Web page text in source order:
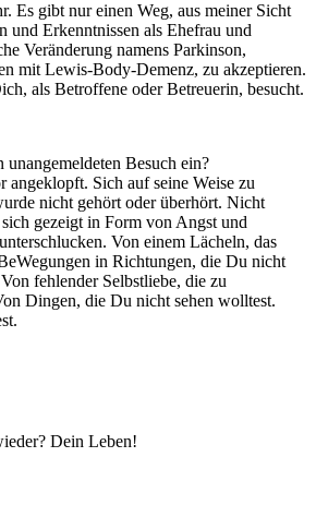
Es gibt nur einen Weg, aus meiner Sicht
und Erkenntnissen als Ehefrau und
Veränderung namens Parkinson,
mit Lewis-Body-Demenz, zu akzeptieren.
als Betroffene oder Betreuerin, besucht.
unangemeldeten Besuch ein?
angeklopft. Sich auf seine Weise zu
nicht gehört oder überhört. Nicht
gezeigt in Form von Angst und
Von einem Lächeln, das
in Richtungen, die Du nicht
fehlender Selbstliebe, die zu
Dingen, die Du nicht sehen wolltest.
Dein Leben!